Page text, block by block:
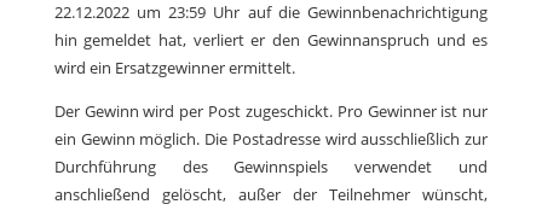
22.12.2022 um 23:59 Uhr auf die Gewinnbenachrichtigung
hin gemeldet hat, verliert er den Gewinnanspruch und es
wird ein Ersatzgewinner ermittelt.
Der Gewinn wird per Post zugeschickt. Pro Gewinner ist nur
ein Gewinn möglich. Die Postadresse wird ausschließlich zur
Durchführung des Gewinnspiels verwendet und
anschließend gelöscht, außer der Teilnehmer wünscht,